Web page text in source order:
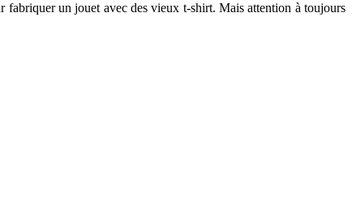
fabriquer un jouet avec des vieux t-shirt. Mais attention à toujours